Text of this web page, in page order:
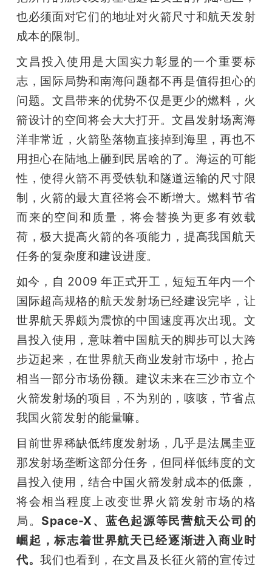
也必须面对它们的地址对火箭尺寸和航天发射
成本的限制。
文昌投入使用是大国实力彰显的一个重要标
志，国际局势和南海问题都不再是值得担心的
问题。文昌带来的优势不仅是更少的燃料，火
箭设计的空间将会大大打开。文昌发射场离海
洋非常近，火箭坠落物直接掉到海里，再也不
用担心在陆地上砸到民居啥的了。海运的可能
性，使得火箭不再受铁轨和隧道运输的尺寸限
制，火箭的最大直径将会不断增大。燃料节省
而来的空间和质量，将会替换为更多有效载
荷，极大提高火箭的各项能力，提高我国航天
任务的复杂度和建设进度。
如今，自 2009 年正式开工，短短五年内一个
国际超高规格的航天发射场已经建设完毕，让
世界航天界颇为震惊的中国速度再次出现。文
昌投入使用，意味着中国航天的脚步可以大跨
步迈起来，在世界航天商业发射市场中，抢占
相当一部分市场份额。建议未来在三沙市立个
火箭发射场的项目，不为别的，咳咳，节省点
我国火箭发射的能量嘛。
目前世界稀缺低纬度发射场，几乎是法属圭亚
那发射场垄断这部分任务，但同样低纬度的文
昌投入使用，结合中国火箭发射成本的低廉，
将会相当程度上改变世界火箭发射市场的格
局。 Space-X、蓝色起源等民营航天公司的
崛起，标志着世界航天已经逐渐进入商业时
代。我们也看到，在文昌及长征火箭的宣传过